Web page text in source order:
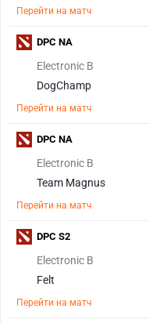
Перейти на матч
Electronic B
DogChamp
Перейти на матч
DPC NA
Electronic B
Team Magnus
Перейти на матч
DPC NA
Electronic B
Felt
Перейти на матч
DPC S2